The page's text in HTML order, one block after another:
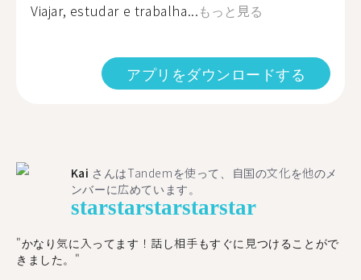
Viajar, estudar e trabalha...もっと見る
アプリをダウンロードする
Kai さんはTandemを使って、自国の文化を他のメ
ンバーに広めています。
starstarstarstarstar
"かなり気に入ってます！話し相手もすぐに見つけることがで
きました。"